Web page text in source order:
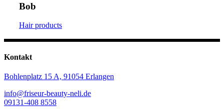
Bob
Hair products
Kontakt
Bohlenplatz 15 A, 91054 Erlangen
info@friseur-beauty-neli.de
09131-408 8558